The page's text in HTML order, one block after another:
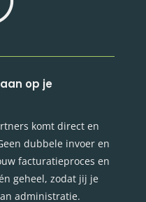
op je
komt direct en
dubbele invoer en
facturatieproces en
geheel, zodat jij je
administratie.